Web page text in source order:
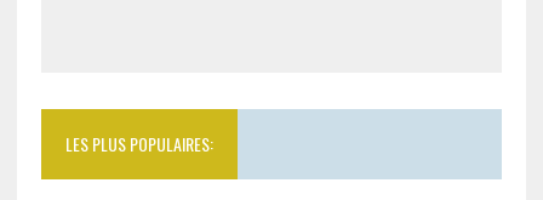
LES PLUS POPULAIRES: